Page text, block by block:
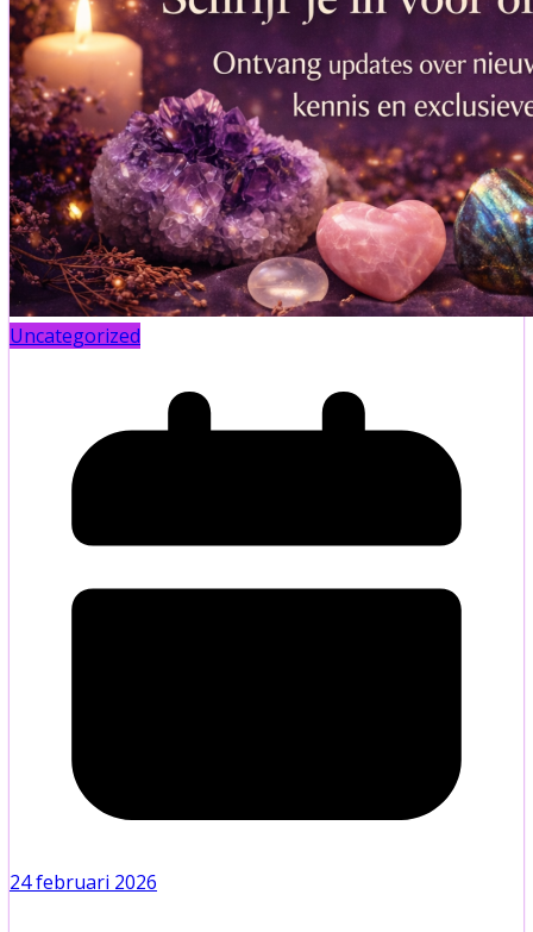
Uncategorized
24 februari 2026